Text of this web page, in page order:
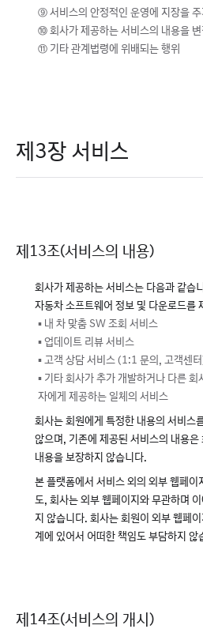
⑨ 서비스의 안정적인 운영에 지장을 주
⑩ 회사가 제공하는 서비스의 내용을 변
⑪ 기타 관계법령에 위배되는 행위
제3장 서비스
제13조(서비스의 내용)
회사가 제공하는 서비스는 다음과 같습
자동차 소프트웨어 정보 및 다운로드를
▪ 내 차 맞춤 SW 조회 서비스
▪ 업데이트 리뷰 서비스
▪ 고객 상담 서비스 (1:1 문의, 고객센
▪ 기타 회사가 추가 개발하거나 다른
자에게 제공하는 일체의 서비스
회사는 회원에게 특정한 내용의 서비스
않으며, 기존에 제공된 서비스의 내용은
내용을 보장하지 않습니다.
본 플랫폼에서 서비스 외의 외부 웹페
도, 회사는 외부 웹페이지와 무관하며
지 않습니다. 회사는 회원이 외부 웹페
계에 있어서 어떠한 책임도 부담하지 않
제14조(서비스의 개시)